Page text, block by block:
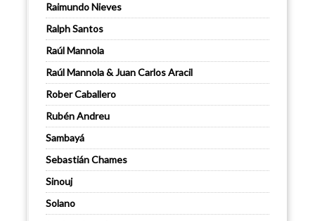
Raimundo Nieves
Ralph Santos
Raúl Mannola
Raúl Mannola & Juan Carlos Aracil
Rober Caballero
Rubén Andreu
Sambayá
Sebastián Chames
Sinouj
Solano